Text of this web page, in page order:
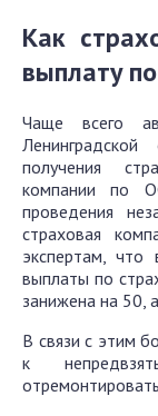
Как
выплату
Чаще всего
получения
компании по
проведения
страховая
экспертам, что
выплаты по
занижена на 50,
В связи с этим
к